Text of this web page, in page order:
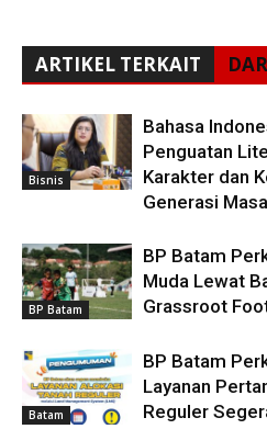
ARTIKEL TERKAIT
Bisnis
Bahasa
Penguatan
Karakter dan
Generasi
BP Batam
BP Batam
Muda Lewat
Grassroot
Batam
BP Batam
Layanan
Reguler